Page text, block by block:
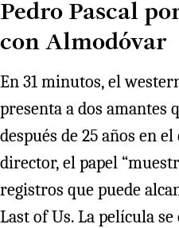
Pedro Pascal
con Almodóvar
En 31 minutos, el
presenta a dos amantes
después de 25 años en
director, el papel
registros que puede
Last of Us. La película